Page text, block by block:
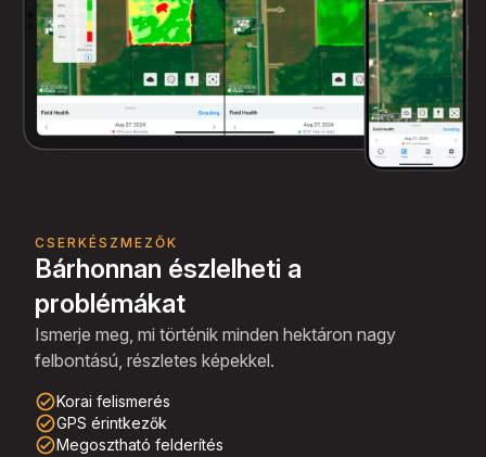
CSERKÉSZMEZŐK
Bárhonnan észlelheti a
problémákat
Ismerje meg, mi történik minden hektáron nagy
felbontású, részletes képekkel.
check_circle_outlineKorai felismerés
check_circle_outlineGPS érintkezők
check_circle_outlineMegosztható felderítés